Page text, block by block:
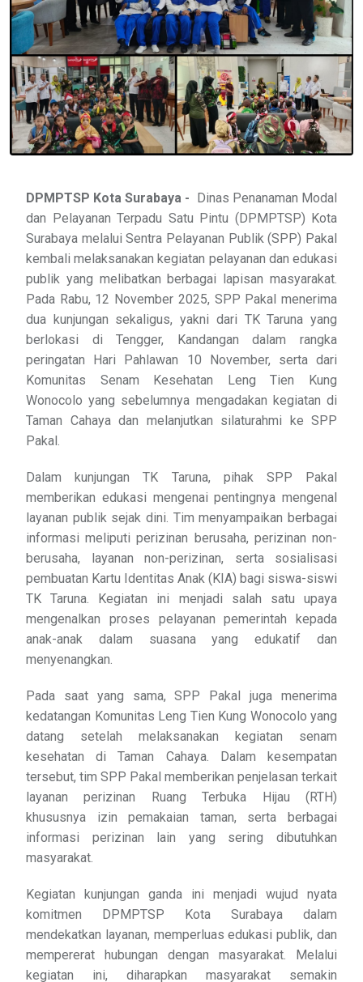
DPMPTSP Kota Surabaya - Dinas Penanaman Modal
dan Pelayanan Terpadu Satu Pintu (DPMPTSP) Kota
Surabaya melalui Sentra Pelayanan Publik (SPP) Pakal
kembali melaksanakan kegiatan pelayanan dan edukasi
publik yang melibatkan berbagai lapisan masyarakat.
Pada Rabu, 12 November 2025, SPP Pakal menerima
dua kunjungan sekaligus, yakni dari TK Taruna yang
berlokasi di Tengger, Kandangan dalam rangka
peringatan Hari Pahlawan 10 November, serta dari
Komunitas Senam Kesehatan Leng Tien Kung
Wonocolo yang sebelumnya mengadakan kegiatan di
Taman Cahaya dan melanjutkan silaturahmi ke SPP
Pakal.
Dalam kunjungan TK Taruna, pihak SPP Pakal
memberikan edukasi mengenai pentingnya mengenal
layanan publik sejak dini. Tim menyampaikan berbagai
informasi meliputi perizinan berusaha, perizinan non-
berusaha, layanan non-perizinan, serta sosialisasi
pembuatan Kartu Identitas Anak (KIA) bagi siswa-siswi
TK Taruna. Kegiatan ini menjadi salah satu upaya
mengenalkan proses pelayanan pemerintah kepada
anak-anak dalam suasana yang edukatif dan
menyenangkan.
Pada saat yang sama, SPP Pakal juga menerima
kedatangan Komunitas Leng Tien Kung Wonocolo yang
datang setelah melaksanakan kegiatan senam
kesehatan di Taman Cahaya. Dalam kesempatan
tersebut, tim SPP Pakal memberikan penjelasan terkait
layanan perizinan Ruang Terbuka Hijau (RTH)
khususnya izin pemakaian taman, serta berbagai
informasi perizinan lain yang sering dibutuhkan
masyarakat.
Kegiatan kunjungan ganda ini menjadi wujud nyata
komitmen DPMPTSP Kota Surabaya dalam
mendekatkan layanan, memperluas edukasi publik, dan
mempererat hubungan dengan masyarakat. Melalui
kegiatan ini, diharapkan masyarakat semakin